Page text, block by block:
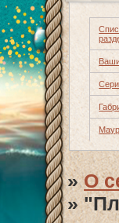
»О
»